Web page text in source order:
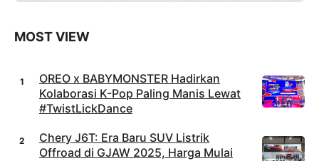
MOST VIEW
OREO x BABYMONSTER Hadirkan
Kolaborasi K-Pop Paling Manis Lewat
#TwistLickDance
Chery J6T: Era Baru SUV Listrik
Offroad di GJAW 2025, Harga Mulai